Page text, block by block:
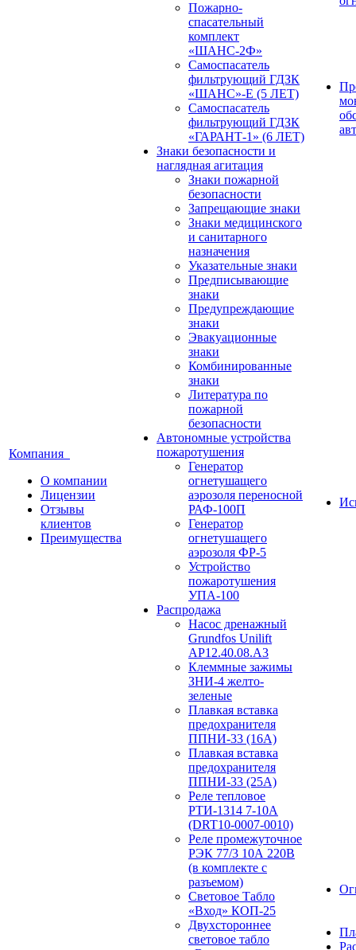
Компания
О компании
Лицензии
Отзывы
клиентов
Преимущества
Пожарно-
спасательный
комплект
«ШАНС-2Ф»
Самоспасатель
фильтрующий ГДЗК
«ШАНС»-Е (5 ЛЕТ)
Самоспасатель
фильтрующий ГДЗК
«ГАРАНТ-1» (6 ЛЕТ)
Знаки безопасности и
наглядная агитация
Знаки пожарной
безопасности
Запрещающие знаки
Знаки медицинского
и санитарного
назначения
Указательные знаки
Предписывающие
знаки
Предупреждающие
знаки
Эвакуационные
знаки
Комбинированные
знаки
Литература по
пожарной
безопасности
Автономные устройства
пожаротушения
Генератор
огнетушащего
аэрозоля переносной
РАФ-100П
Генератор
огнетушащего
аэрозоля ФР-5
Устройство
пожаротушения
УПА-100
Распродажа
Насос дренажный
Grundfos Unilift
АP12.40.08.A3
Клеммные зажимы
ЗНИ-4 желто-
зеленые
Плавкая вставка
предохранителя
ППНИ-33 (16А)
Плавкая вставка
предохранителя
ППНИ-33 (25А)
Реле тепловое
РТИ-1314 7-10А
(DRT10-0007-0010)
Реле промежуточное
РЭК 77/3 10А 220В
(в комплекте с
разъемом)
Световое Табло
«Вход» КОП-25
Двухстороннее
световое табло